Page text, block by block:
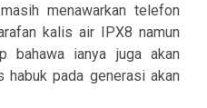
menawarkan telefon
kalis air IPX8 namun
bahawa ianya juga akan
habuk pada generasi akan